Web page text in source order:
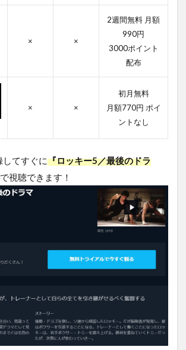
× ×
2週間無料 月額
990円
3000ポイント
配布
× ×
初月無料
月額770円 ポイ
ントなし
してすぐに『ロッキー5／最後のドラ
で視聴できます！